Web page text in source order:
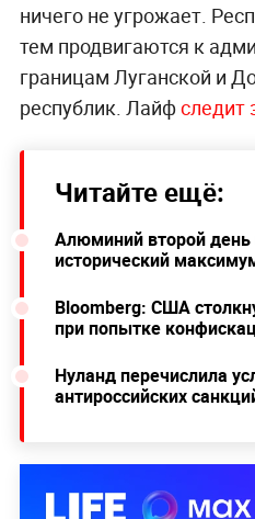
ничего не угрожает.
тем продвигаются к
границам Луганской и
республик. Лайфследит
Читайте ещё:
Алюминий второй день
исторический
Bloomberg: США
при попытке
Нуланд перечислила
антироссийских